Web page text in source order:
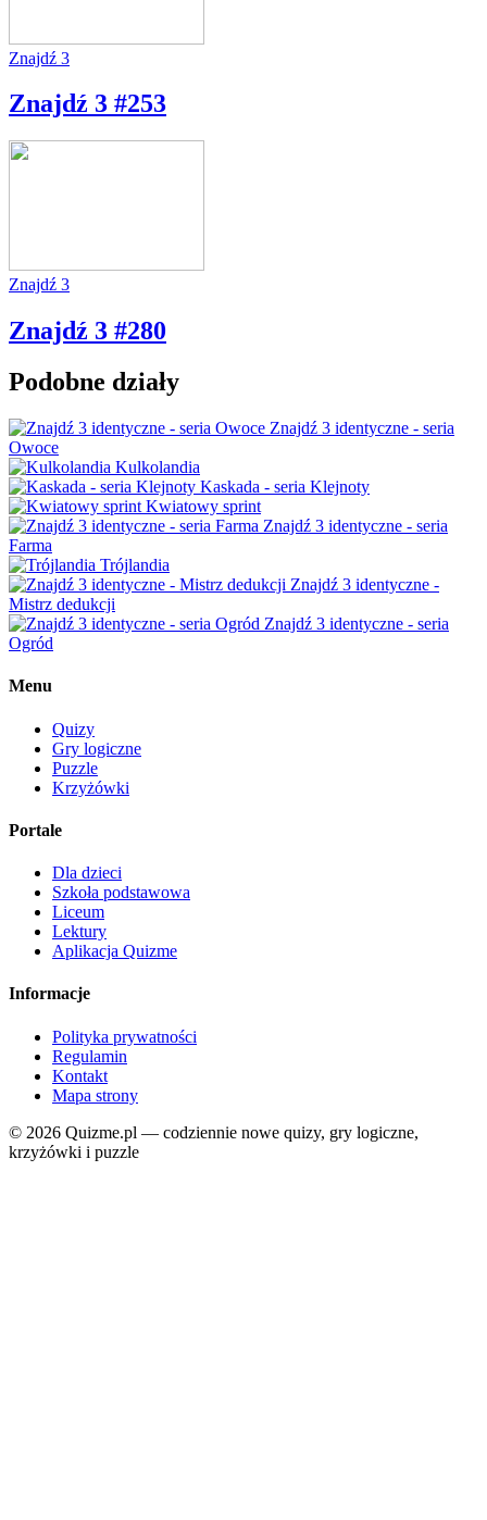
Znajdź 3
Znajdź 3 #253
Znajdź 3
Znajdź 3 #280
Podobne działy
Znajdź 3 identyczne - seria
Owoce
Kulkolandia
Kaskada - seria Klejnoty
Kwiatowy sprint
Znajdź 3 identyczne - seria
Farma
Trójlandia
Znajdź 3 identyczne -
Mistrz dedukcji
Znajdź 3 identyczne - seria
Ogród
Menu
Quizy
Gry logiczne
Puzzle
Krzyżówki
Portale
Dla dzieci
Szkoła podstawowa
Liceum
Lektury
Aplikacja Quizme
Informacje
Polityka prywatności
Regulamin
Kontakt
Mapa strony
© 2026 Quizme.pl — codziennie nowe quizy, gry logiczne,
krzyżówki i puzzle